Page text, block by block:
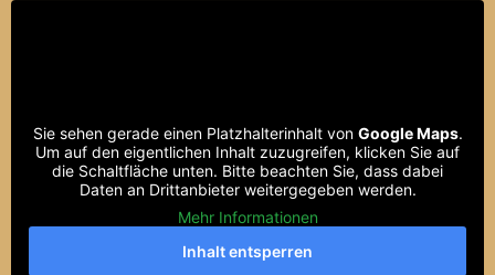
Sie sehen gerade einen Platzhalterinhalt von Google Maps.
Um auf den eigentlichen Inhalt zuzugreifen, klicken Sie auf
die Schaltfläche unten. Bitte beachten Sie, dass dabei
Daten an Drittanbieter weitergegeben werden.
Mehr Informationen
Inhalt entsperren